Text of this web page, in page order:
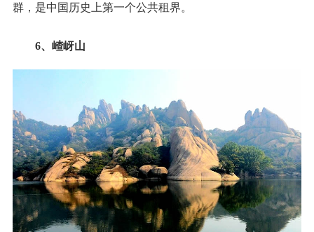
群，是中国历史上第一个公共租界。
6、嵖岈山